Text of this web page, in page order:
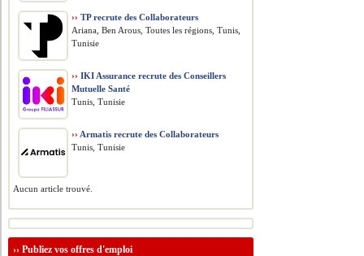
›› TP recrute des Collaborateurs
Ariana, Ben Arous, Toutes les régions, Tunis,
Tunisie
›› IKI Assurance recrute des Conseillers
Mutuelle Santé
Tunis, Tunisie
›› Armatis recrute des Collaborateurs
Tunis, Tunisie
Aucun article trouvé.
››Publiez vos offres d'emploi